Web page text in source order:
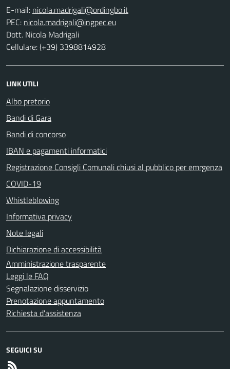
E-mail:
PEC:
Dott. Nicola Madrigali
Cellulare: (+39) 3398814928
LINK UTILI
Albo pretorio
Bandi di Gara
Bandi di concorso
IBAN e pagamenti informatici
Registrazione Consigli Comunali chiusi al pubblico per emrgenza
COVID-19
Whistleblowing
Informativa privacy
Note legali
Dichiarazione di accessibilità
Amministrazione trasparente
Leggi le FAQ
Segnalazione disservizio
Prenotazione appuntamento
Richiesta d'assistenza
SEGUICI SU